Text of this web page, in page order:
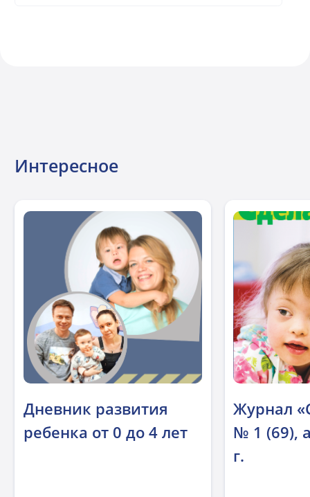
Интересное
Дневник развития
ребенка от 0 до 4 лет
Журнал
№ 1 (69),
г.